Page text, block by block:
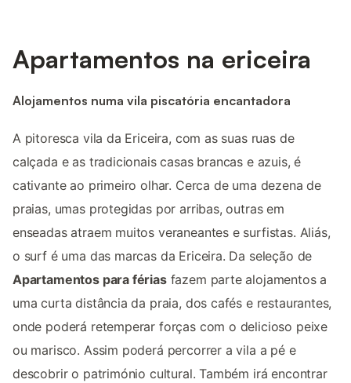
Apartamentos na ericeira
Alojamentos numa vila piscatória encantadora
A pitoresca vila da Ericeira, com as suas ruas de
calçada e as tradicionais casas brancas e azuis, é
cativante ao primeiro olhar. Cerca de uma dezena de
praias, umas protegidas por arribas, outras em
enseadas atraem muitos veraneantes e surfistas. Aliás,
o surf é uma das marcas da Ericeira. Da seleção de
Apartamentos para fériasfazem parte alojamentos a
uma curta distância da praia, dos cafés e restaurantes,
onde poderá retemperar forças com o delicioso peixe
ou marisco. Assim poderá percorrer a vila a pé e
descobrir o património cultural. Também irá encontrar